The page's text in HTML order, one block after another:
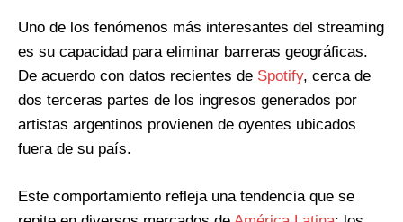
Uno de los fenómenos más interesantes del streaming
es su capacidad para eliminar barreras geográficas.
De acuerdo con datos recientes de Spotify, cerca de
dos terceras partes de los ingresos generados por
artistas argentinos provienen de oyentes ubicados
fuera de su país.
Este comportamiento refleja una tendencia que se